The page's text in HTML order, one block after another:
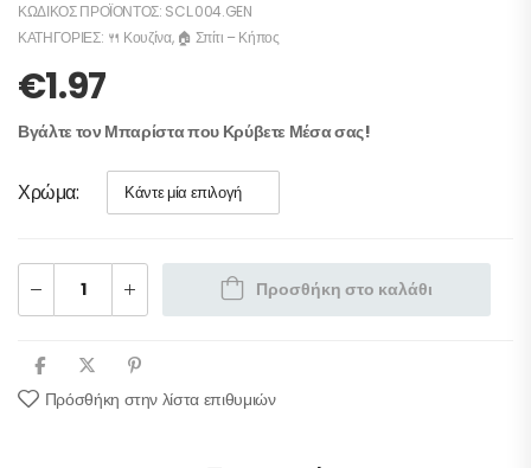
ΚΩΔΙΚΌΣ ΠΡΟΪΌΝΤΟΣ: SCL.004.GEN
ΚΑΤΗΓΟΡΊΕΣ: 🍴 Κουζίνα, 🏠 Σπίτι – Κήπος
€1.97
Βγάλτε τον Μπαρίστα που Κρύβετε Μέσα σας!
Χρώμα
Προσθήκη στο καλάθι
Πρόσθήκη στην λίστα επιθυμιών